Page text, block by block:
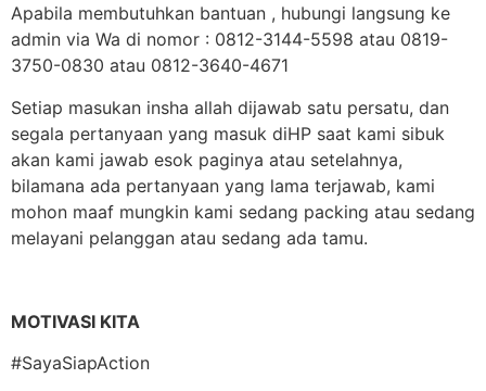
Apabila membutuhkan bantuan , hubungi langsung ke
admin via Wa di nomor : 0812-3144-5598 atau 0819-
3750-0830 atau 0812-3640-4671
Setiap masukan insha allah dijawab satu persatu, dan
segala pertanyaan yang masuk diHP saat kami sibuk
akan kami jawab esok paginya atau setelahnya,
bilamana ada pertanyaan yang lama terjawab, kami
mohon maaf mungkin kami sedang packing atau sedang
melayani pelanggan atau sedang ada tamu.
MOTIVASI KITA
#SayaSiapAction